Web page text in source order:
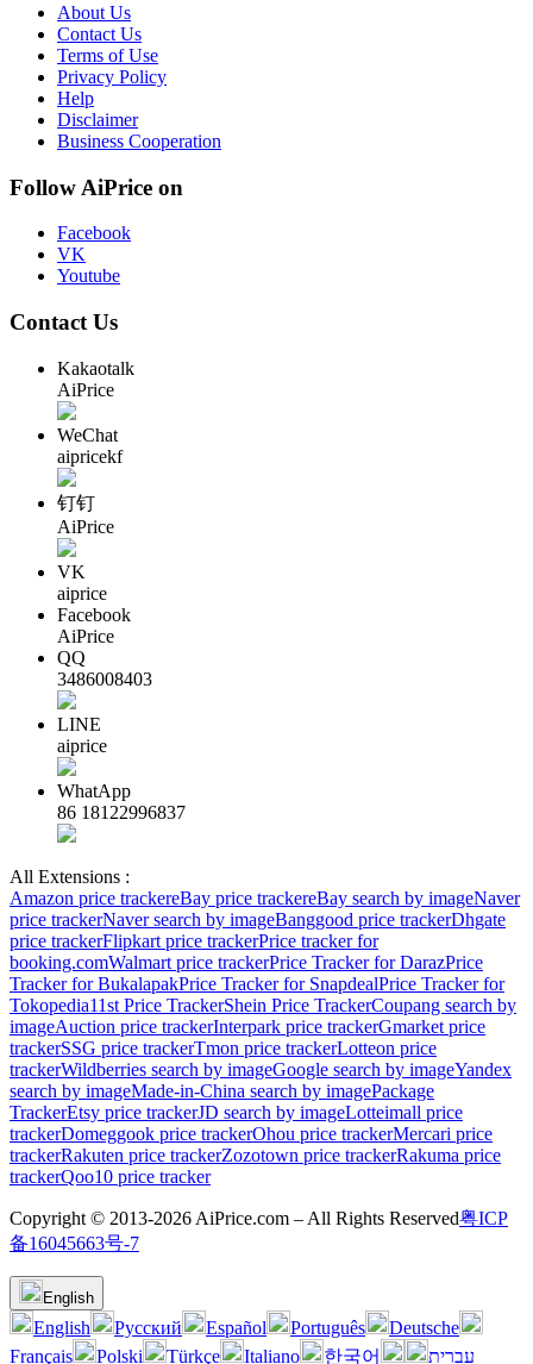
About Us
Contact Us
Terms of Use
Privacy Policy
Help
Disclaimer
Business Cooperation
Follow AiPrice on
Facebook
VK
Youtube
Contact Us
Kakaotalk
AiPrice
WeChat
aipricekf
钉钉
AiPrice
VK
aiprice
Facebook
AiPrice
QQ
3486008403
LINE
aiprice
WhatApp
86 18122996837
All Extensions :
Amazon price trackereBay price trackereBay search by imageNaver
price trackerNaver search by imageBanggood price trackerDhgate
price trackerFlipkart price trackerPrice tracker for
booking.comWalmart price trackerPrice Tracker for DarazPrice
Tracker for BukalapakPrice Tracker for SnapdealPrice Tracker for
Tokopedia11st Price TrackerShein Price TrackerCoupang search by
imageAuction price trackerInterpark price trackerGmarket price
trackerSSG price trackerTmon price trackerLotteon price
trackerWildberries search by imageGoogle search by imageYandex
search by imageMade-in-China search by imagePackage
TrackerEtsy price trackerJD search by imageLotteimall price
trackerDomeggook price trackerOhou price trackerMercari price
trackerRakuten price trackerZozotown price trackerRakuma price
trackerQoo10 price tracker
Copyright © 2013-2026 AiPrice.com – All Rights Reserved粤ICP
备16045663号-7
English
English Pусский Español Português
Deutsche
Français
Polski Türkçe Italiano 한국어 עברית